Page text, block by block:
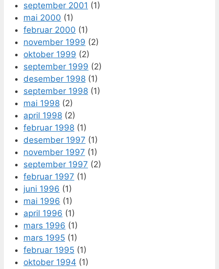
september 2001 (1)
mai 2000 (1)
februar 2000 (1)
november 1999 (2)
oktober 1999 (2)
september 1999 (2)
desember 1998 (1)
september 1998 (1)
mai 1998 (2)
april 1998 (2)
februar 1998 (1)
desember 1997 (1)
november 1997 (1)
september 1997 (2)
februar 1997 (1)
juni 1996 (1)
mai 1996 (1)
april 1996 (1)
mars 1996 (1)
mars 1995 (1)
februar 1995 (1)
oktober 1994 (1)